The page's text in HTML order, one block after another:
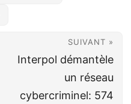
SUIVANT »
Interpol démantèle
un réseau
cybercriminel: 574